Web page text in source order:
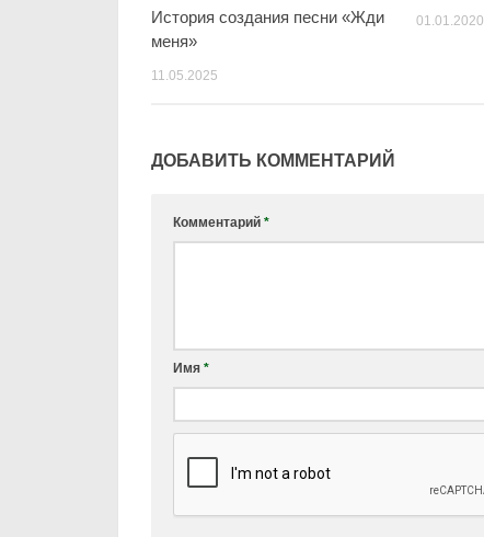
История создания песни «Жди
меня»
11.05.2025
01.01.2020
ДОБАВИТЬ КОММЕНТАРИЙ
Комментарий *
Имя *